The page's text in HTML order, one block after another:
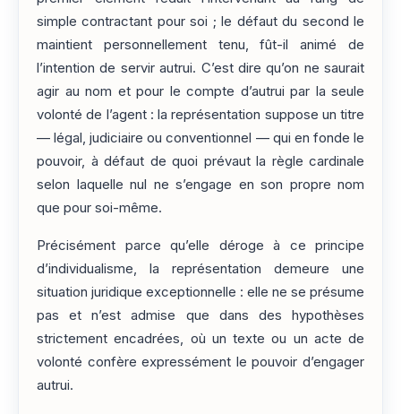
simple contractant pour soi ; le défaut du second le
maintient personnellement tenu, fût-il animé de
l’intention de servir autrui. C’est dire qu’on ne saurait
agir au nom et pour le compte d’autrui par la seule
volonté de l’agent : la représentation suppose un titre
— légal, judiciaire ou conventionnel — qui en fonde le
pouvoir, à défaut de quoi prévaut la règle cardinale
selon laquelle nul ne s’engage en son propre nom
que pour soi-même.
Précisément parce qu’elle déroge à ce principe
d’individualisme, la représentation demeure une
situation juridique exceptionnelle : elle ne se présume
pas et n’est admise que dans des hypothèses
strictement encadrées, où un texte ou un acte de
volonté confère expressément le pouvoir d’engager
autrui.